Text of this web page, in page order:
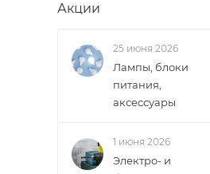
Акции
25 июня 2026
Лампы, блоки
питания,
аксессуары
1 июня 2026
Электро- и